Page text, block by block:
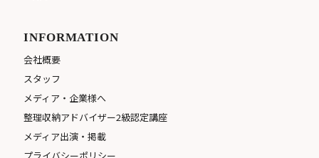
INFORMATION
会社概要
スタッフ
メディア・企業様へ
整理収納アドバイザー2級認定講座
メディア出演・掲載